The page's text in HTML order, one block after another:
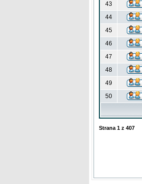
43
44
45
46
47
48
49
50
Strana 1 z 407